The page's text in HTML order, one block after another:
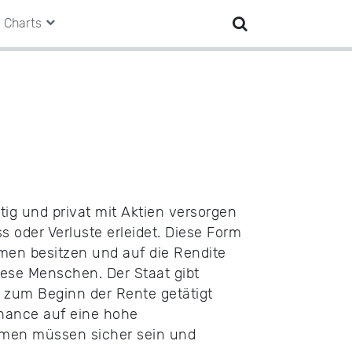
Charts
und privat mit Aktien versorgen
oder Verluste erleidet. Diese Form
besitzen und auf die Rendite
Menschen. Der Staat gibt
Beginn der Rente getätigt
auf eine hohe
müssen sicher sein und